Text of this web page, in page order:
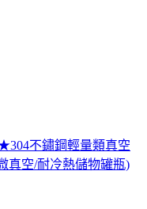
不鏽鋼輕量類真空
真空/耐冷熱儲物罐瓶)